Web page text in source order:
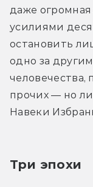
даже огромная
усилиями
остановить
одно за
прочих — но
Навеки
Три эпохи